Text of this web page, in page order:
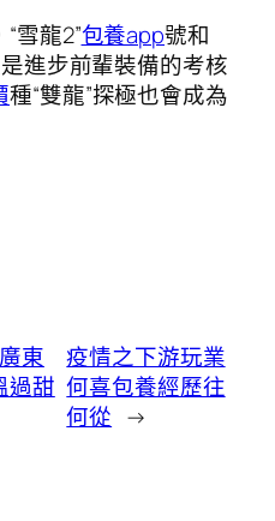
“雪龍2”包養app號和
進步前輩裝備的考核
種“雙龍”探極也會成為
東
過甜
疫情之下游玩業
何喜包養經歷往
何從 →